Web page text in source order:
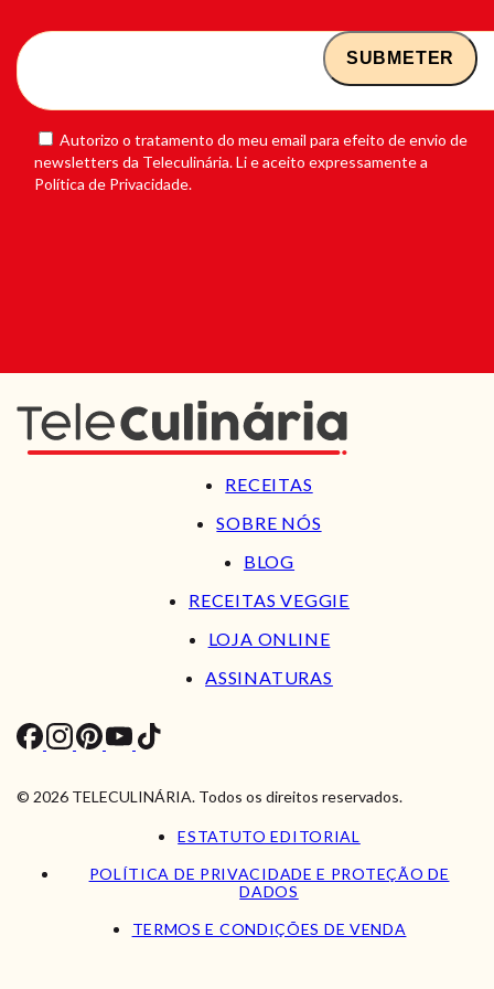
Autorizo o tratamento do meu email para efeito de envio de
newsletters da Teleculinária. Li e aceito expressamente a
Política de Privacidade.
RECEITAS
SOBRE NÓS
BLOG
RECEITAS VEGGIE
LOJA ONLINE
ASSINATURAS
© 2026 TELECULINÁRIA. Todos os direitos reservados.
ESTATUTO EDITORIAL
POLÍTICA DE PRIVACIDADE E PROTEÇÃO DE
DADOS
TERMOS E CONDIÇÕES DE VENDA